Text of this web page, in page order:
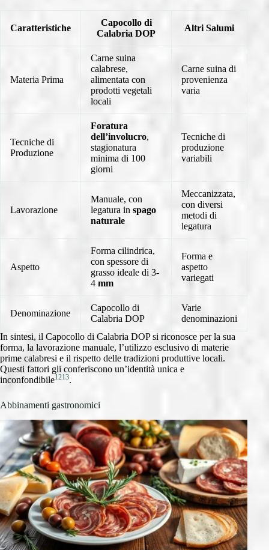
Caratteristiche
Capocollo di
Calabria DOP
Altri Salumi
Materia Prima
Carne suina
calabrese,
alimentata con
prodotti vegetali
locali
Carne suina di
provenienza
varia
Tecniche di
Produzione
Foratura
dell’involucro,
stagionatura
minima di 100
giorni
Tecniche di
produzione
variabili
Lavorazione
Manuale, con
legatura in spago
naturale
Meccanizzata,
con diversi
metodi di
legatura
Aspetto
Forma cilindrica,
con spessore di
grasso ideale di 3-
4 mm
Forma e
aspetto
variegati
Denominazione
Capocollo di
Calabria DOP
Varie
denominazioni
In sintesi, il Capocollo di Calabria DOP si riconosce per la sua
forma, la lavorazione manuale, l’utilizzo esclusivo di materie
prime calabresi e il rispetto delle tradizioni produttive locali.
Questi fattori gli conferiscono un’identità unica e
inconfondibile1213.
Abbinamenti gastronomici